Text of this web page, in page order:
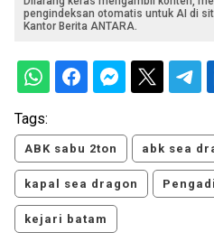
pengindeksan otomatis untuk AI di
Kantor Berita ANTARA.
Tags:
ABK sabu 2ton abk sea
kapal sea dragon
kejari batam